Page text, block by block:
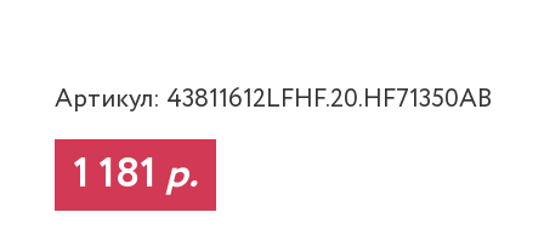
Артикул: 43811612LFHF.20.HF71350AB
1 181 р.